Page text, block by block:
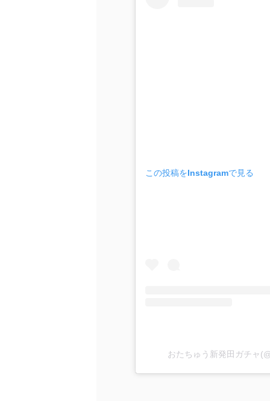
この投稿をInstagramで見る
おたちゅう新発田ガチャ